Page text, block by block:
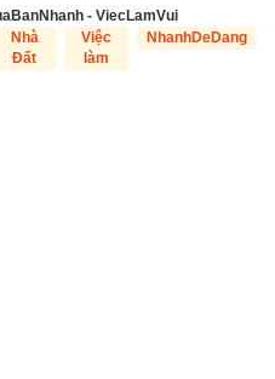
- ViecLamVui
Nhà
Đất
Việc
làm
NhanhDeDang